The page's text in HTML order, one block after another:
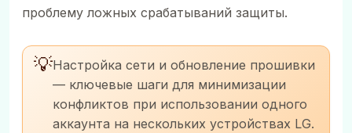
проблему ложных срабатываний защиты.
💡Настройка сети и обновление прошивки
— ключевые шаги для минимизации
конфликтов при использовании одного
аккаунта на нескольких устройствах LG.